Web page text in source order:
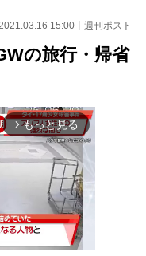
2021.03.16 15:00 週刊ポスト
の旅行・帰省
arrow_forward_ios もっと見る